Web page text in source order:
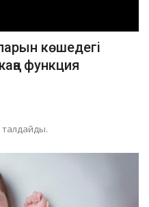
көшедегі
функция
талдайды.